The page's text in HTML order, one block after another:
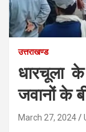
उत्तराखण्ड
धारचूला
जवानों के
March 27, 2024